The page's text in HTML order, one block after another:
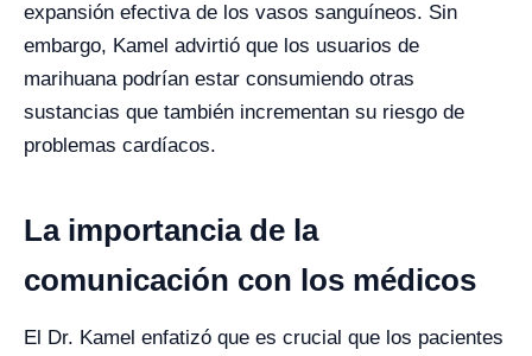
expansión efectiva de los vasos sanguíneos. Sin
embargo, Kamel advirtió que los usuarios de
marihuana podrían estar consumiendo otras
sustancias que también incrementan su riesgo de
problemas cardíacos.
La importancia de la
comunicación con los médicos
El Dr. Kamel enfatizó que es crucial que los pacientes